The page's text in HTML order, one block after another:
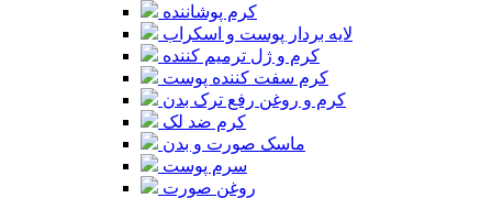
کرم پوشاننده
لایه بردار پوست و اسکراب
کرم و ژل ترمیم کننده
کرم سفت کننده پوست
کرم و روغن رفع ترک بدن
کرم ضد لک
ماسک صورت و بدن
سرم پوست
روغن صورت